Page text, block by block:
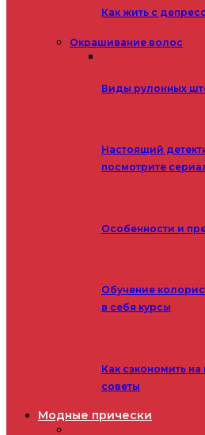
Как жить с
Окрашивание волос
Виды рулонных
Настоящий
посмотрите
Особенности и
Обучение
в себя курсы
Как сэкономить
советы
Модные прически